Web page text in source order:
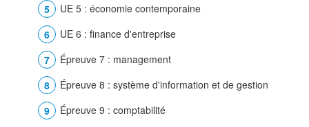
UE 5 : économie contemporaine
UE 6 : finance d'entreprise
Épreuve 7 : management
Épreuve 8 : système d'information et de gestion
Épreuve 9 : comptabilité